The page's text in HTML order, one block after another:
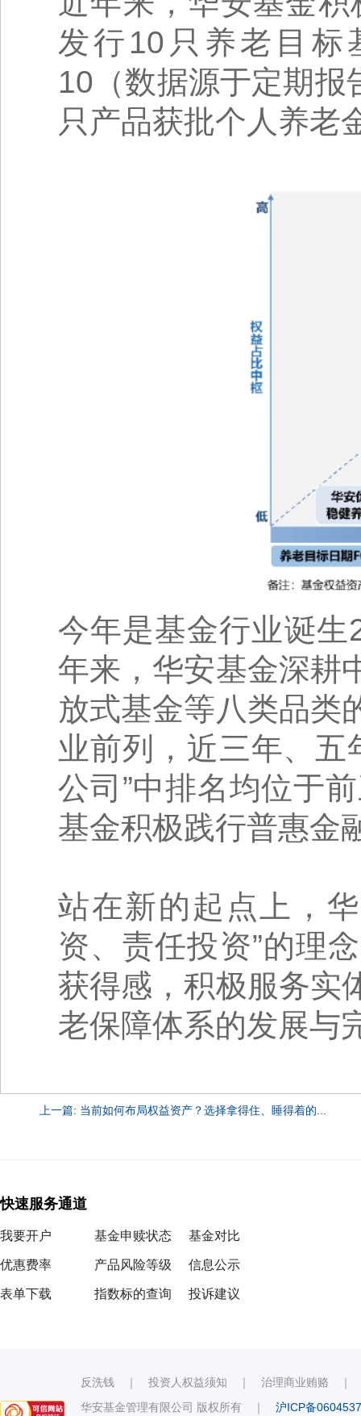
发行10只养老目标
10（数据源于定期
只产品获批个人养老
今年是基金行业诞
年来，华安基金深耕
放式基金等八类品类
业前列，近三年、五
公司”中排名均位于
基金积极践行普惠金
站在新的起点上，
资、责任投资”的理
获得感，积极服务实
老保障体系的发展与
上一篇: 当前如何布局权益资产？选择拿得住、睡得着的...
快速服务通道
我要开户
优惠费率
表单下载
基金申赎状态
产品风险等级
指数标的查询
基金对比
信息公示
投诉建议
反洗钱 ｜ 投资人权益须知 ｜ 治理商业贿赂
华安基金管理有限公司 版权所有 ｜ 沪ICP备